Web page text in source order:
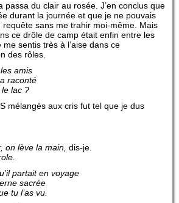
passa du clair au rosée. J’en conclus que
durant la journée et que je ne pouvais
requête sans me trahir moi-même. Mais
ce drôle de camp était enfin entre les
sentis très à l’aise dans ce
des rôles.
amis
raconté
lac ?
mélangés aux cris fut tel que je dus
on lève la main, dis-je.
partait en voyage
sacrée
tu l’as vu.